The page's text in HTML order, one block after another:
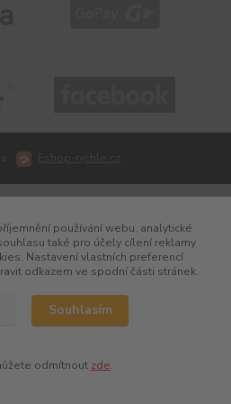
používání webu, analytické
také pro účely cílení reklamy
Nastavení vlastních preferencí
odkazem ve spodní části stránek.
Souhlasím
odmítnout zde.